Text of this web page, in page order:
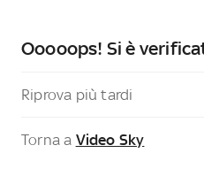
Ooooops! Si è
Riprova più tardi
Torna a Video Sky